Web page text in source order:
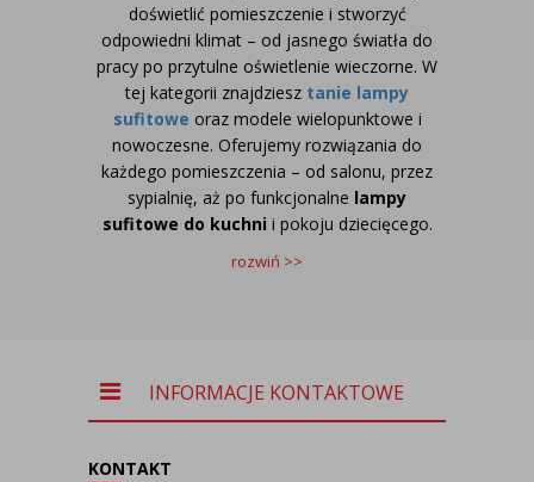
doświetlić pomieszczenie i stworzyć
odpowiedni klimat – od jasnego światła do
pracy po przytulne oświetlenie wieczorne. W
tej kategorii znajdziesz tanie lampy
sufitowe oraz modele wielopunktowe i
nowoczesne. Oferujemy rozwiązania do
każdego pomieszczenia – od salonu, przez
sypialnię, aż po funkcjonalne lampy
sufitowe do kuchni i pokoju dziecięcego.
rozwiń >>
INFORMACJE KONTAKTOWE
KONTAKT